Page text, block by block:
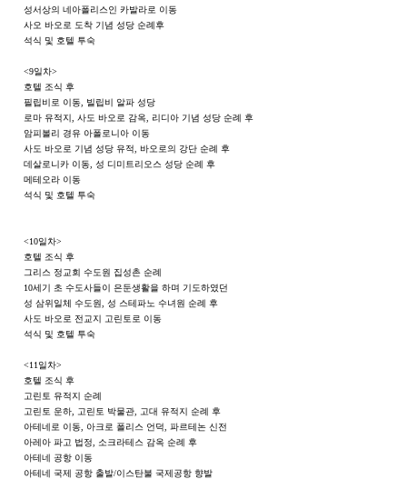
성서상의 네아폴리스인 카발라로 이동
사오 바오로 도착 기념 성당 순례후
석식 및 호텔 투숙
<9일차>
호텔 조식 후
필립비로 이동, 빌립비 알파 성당
로마 유적지, 사도 바오로 감옥, 리디아 기념 성당 순례 후
암피볼리 경유 아폴로니아 이동
사도 바오로 기념 성당 유적, 바오로의 강단 순례 후
데살로니카 이동, 성 디미트리오스 성당 순례 후
메테오라 이동
석식 및 호텔 투숙
<10일차>
호텔 조식 후
그리스 정교회 수도원 집성촌 순례
10세기 초 수도사들이 은둔생활을 하며 기도하였던
성 삼위일체 수도원, 성 스테파노 수녀원 순례 후
사도 바오로 전교지 고린토로 이동
석식 및 호텔 투숙
<11일차>
호텔 조식 후
고린토 유적지 순례
고린토 운하, 고린토 박물관, 고대 유적지 순례 후
아테네로 이동, 아크로 폴리스 언덕, 파르테논 신전
아레아 파고 법정, 소크라테스 감옥 순례 후
아테네 공항 이동
아테네 국제 공항 출발/이스탄불 국제공항 향발